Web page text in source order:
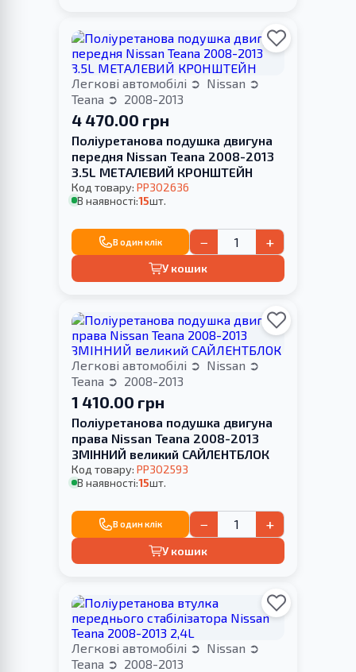
Легкові автомобілі
Nissan
Teana
2008-2013
4 470.00 грн
Поліуретанова подушка двигуна
передня Nissan Teana 2008-2013
3.5L МЕТАЛЕВИЙ КРОНШТЕЙН
Код товару: PP302636
В наявності:15шт.
В один клік − +
У кошик
Легкові автомобілі
Nissan
Teana
2008-2013
1 410.00 грн
Поліуретанова подушка двигуна
права Nissan Teana 2008-2013
ЗМІННИЙ великий САЙЛЕНТБЛОК
Код товару: PP302593
В наявності:15шт.
В один клік − +
У кошик
Легкові автомобілі
Nissan
Teana
2008-2013